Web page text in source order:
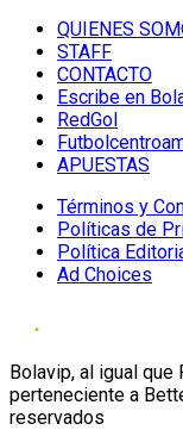
QUIENES
STAFF
CONTACTO
Escribe en
RedGol
APUESTAS
Términos y
Políticas de
Política
Ad Choices
Bolavip, al igual que
perteneciente a
reservados